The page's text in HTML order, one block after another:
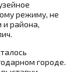
режиму, не
и района,
городе.